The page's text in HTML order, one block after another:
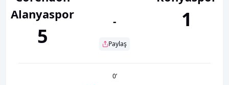
Alanyaspor
5
-
Paylaş
1
0’